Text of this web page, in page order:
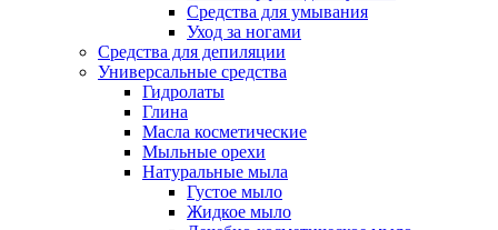
Средства для умывания
Уход за ногами
Средства для депиляции
Универсальные средства
Гидролаты
Глина
Масла косметические
Мыльные орехи
Натуральные мыла
Густое мыло
Жидкое мыло